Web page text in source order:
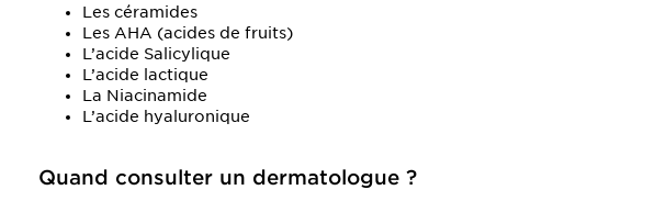
Les céramides
Les AHA (acides de fruits)
L’acide Salicylique
L’acide lactique
La Niacinamide
L’acide hyaluronique
Quand consulter un dermatologue ?